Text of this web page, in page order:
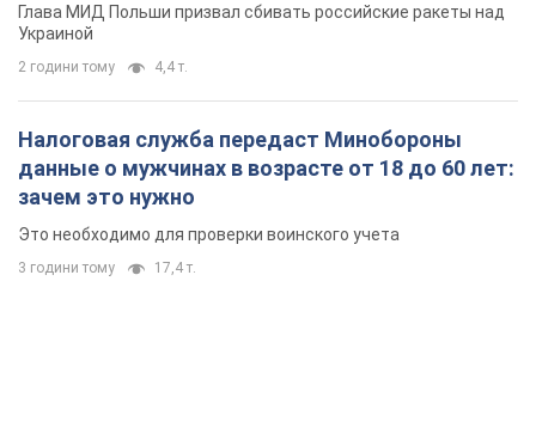
Глава МИД Польши призвал сбивать российские ракеты над
Украиной
2 години тому 4,4 т.
Налоговая служба передаст Минобороны
данные о мужчинах в возрасте от 18 до 60 лет:
зачем это нужно
Это необходимо для проверки воинского учета
3 години тому 17,4 т.